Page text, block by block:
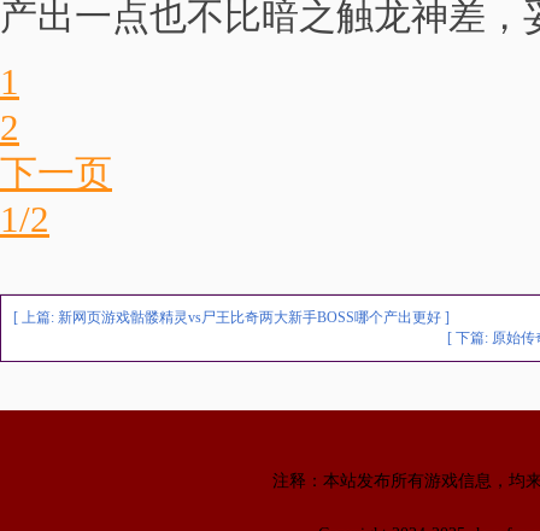
产出一点也不比暗之触龙神差，
1
2
下一页
1/2
[ 上篇: 新网页游戏骷髅精灵vs尸王比奇两大新手BOSS哪个产出更好 ]
[ 下篇: 原始传
注释：本站发布所有游戏信息，均